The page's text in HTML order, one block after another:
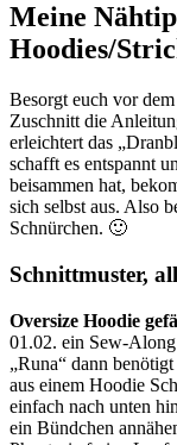
Meine
Hoodies/
Besorgt euch vor
Zuschnitt die
erleichtert das
schafft es entspannt
beisammen hat,
sich selbst aus. Also
Schnürchen. 🙂
Schnittmuster,
Oversize Hoodie
01.02. ein Sew-Along
„Runa“ dann
aus einem Hoodie
einfach nach unten
ein Bündchen